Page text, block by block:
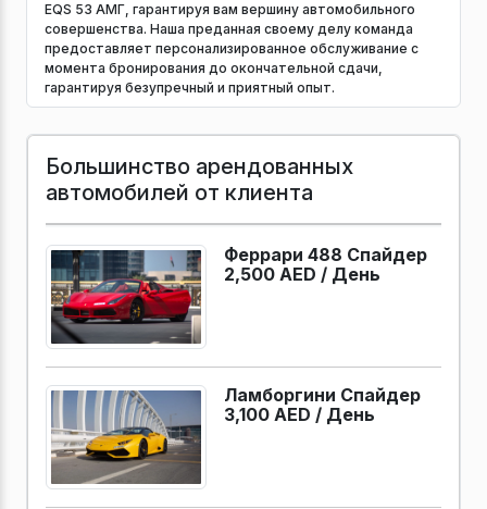
EQS 53 АМГ, гарантируя вам вершину автомобильного
совершенства. Наша преданная своему делу команда
предоставляет персонализированное обслуживание с
момента бронирования до окончательной сдачи,
гарантируя безупречный и приятный опыт.
Большинство арендованных
автомобилей от клиента
Феррари 488 Спайдер
2,500 AED / День
Ламборгини Спайдер
3,100 AED / День